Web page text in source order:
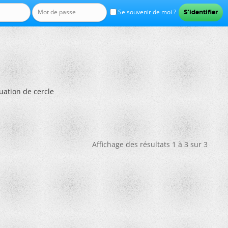
Se souvenir de moi ?
de cercle
Affichage des résultats 1 à 3 sur 3